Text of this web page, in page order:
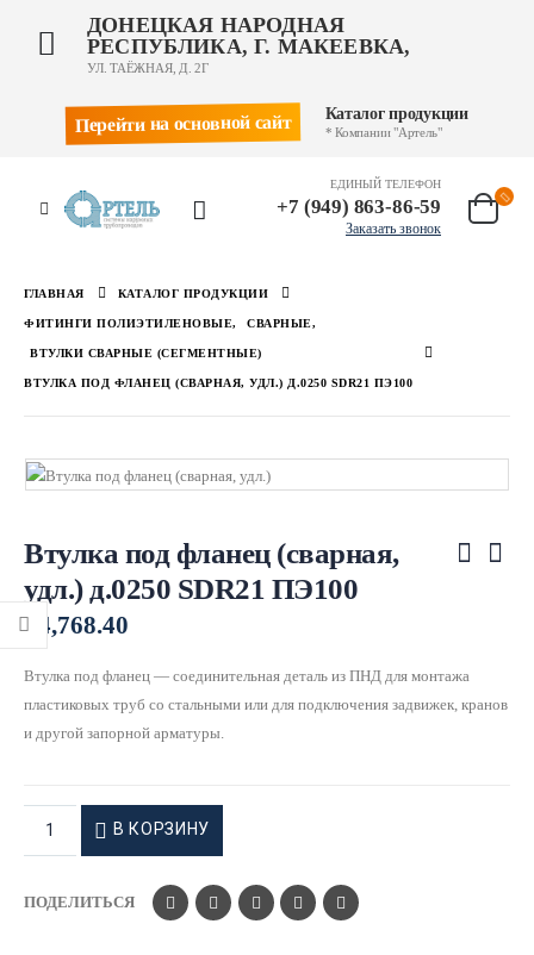
ДОНЕЦКАЯ НАРОДНАЯ
РЕСПУБЛИКА, Г. МАКЕЕВКА,
УЛ. ТАЁЖНАЯ, Д. 2Г
Перейти на основной сайт Каталог продукции
* Компании "Артель"
ЕДИНЫЙ ТЕЛЕФОН
+7 (949) 863-86-59
Заказать звонок
ГЛАВНАЯ КАТАЛОГ ПРОДУКЦИИ
ФИТИНГИ ПОЛИЭТИЛЕНОВЫЕ, СВАРНЫЕ,
ВТУЛКИ СВАРНЫЕ (СЕГМЕНТНЫЕ)
ВТУЛКА ПОД ФЛАНЕЦ (СВАРНАЯ, УДЛ.) Д.0250 SDR21 ПЭ100
Втулка под фланец (сварная,
удл.) д.0250 SDR21 ПЭ100
₽ 4,768.40
Втулка под фланец — соединительная деталь из ПНД для монтажа
пластиковых труб со стальными или для подключения задвижек, кранов
и другой запорной арматуры.
В КОРЗИНУ
ПОДЕЛИТЬСЯ